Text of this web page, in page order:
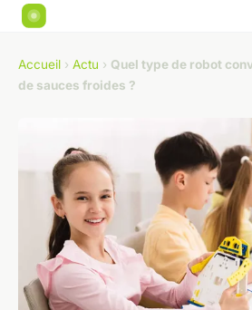
Accueil › Actu › Quel type de robot
de sauces froides ?